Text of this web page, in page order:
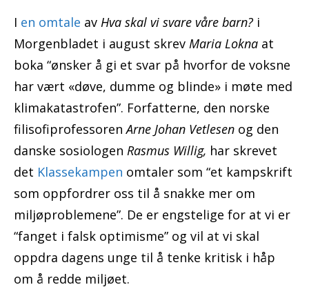
I en omtale av Hva skal vi svare våre barn? i
Morgenbladet i august skrev Maria Lokna at
boka “ønsker å gi et svar på hvorfor de voksne
har vært «døve, dumme og blinde» i møte med
klimakatastrofen”. Forfatterne, den norske
filisofiprofessorenArne Johan Vetlesen og den
danske sosiologen Rasmus Willig, har skrevet
det Klassekampen omtaler som “et kampskrift
som oppfordrer oss til å snakke mer om
miljøproblemene”. De er engstelige for at vi er
“fanget i falsk optimisme” og vil at vi skal
oppdra dagens unge til å tenke kritisk i håp
om å redde miljøet.